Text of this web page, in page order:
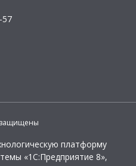
57
защищены
платформу
«1С:Предприятие 8»,